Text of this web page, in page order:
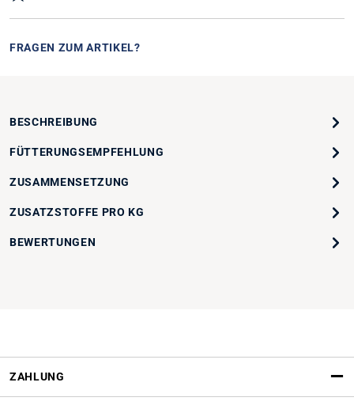
FRAGEN ZUM ARTIKEL?
BESCHREIBUNG
FÜTTERUNGSEMPFEHLUNG
ZUSAMMENSETZUNG
ZUSATZSTOFFE PRO KG
BEWERTUNGEN
ZAHLUNG